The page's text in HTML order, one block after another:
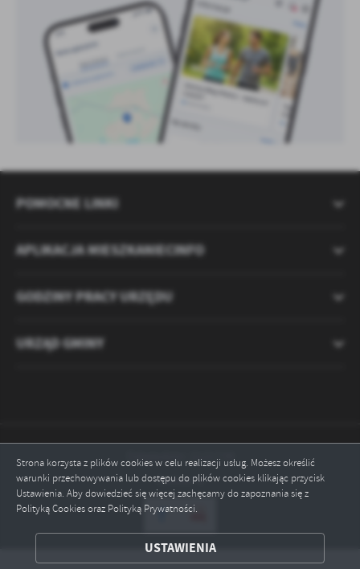
Strona korzysta z plików cookies w celu realizacji usług. Możesz określić
warunki przechowywania lub dostępu do plików cookies klikając przycisk
Ustawienia. Aby dowiedzieć się więcej zachęcamy do zapoznania się z
Polityką Cookies oraz Polityką Prywatności.
USTAWIENIA
ZAPISZ WYBRANE
ODRZUĆ WSZYSTKIE
POMOCNE LINKI
APLIKACJA MIESZKANIECINFO
GODZINY PRACY URZĘDU
URZĄD GMINY
Odwiedzin: 2121739
Online: 6